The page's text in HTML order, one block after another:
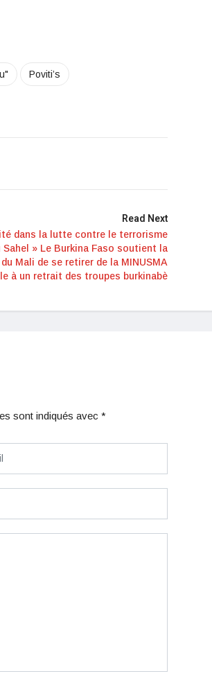
Poviti’s
Read Next
dans la lutte contre le terrorisme
Sahel » Le Burkina Faso soutient la
Mali de se retirer de la MINUSMA
à un retrait des troupes burkinabè
sont indiqués avec *